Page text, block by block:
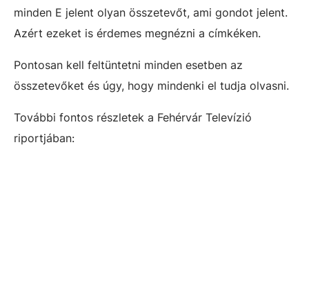
minden E jelent olyan összetevőt, ami gondot jelent.
Azért ezeket is érdemes megnézni a címkéken.
Pontosan kell feltüntetni minden esetben az
összetevőket és úgy, hogy mindenki el tudja olvasni.
További fontos részletek a Fehérvár Televízió
riportjában: